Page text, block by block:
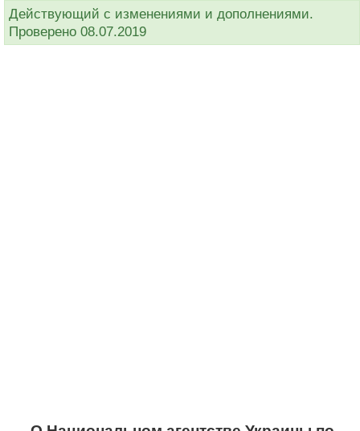
Действующий с изменениями и дополнениями.
Проверено 08.07.2019